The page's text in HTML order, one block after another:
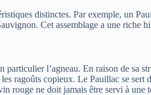
distinctes. Par exemple, un
Cet assemblage a une riche
particulier l’agneau. En raison de sa
ragoûts copieux. Le Pauillac se
rouge ne doit jamais être servi à